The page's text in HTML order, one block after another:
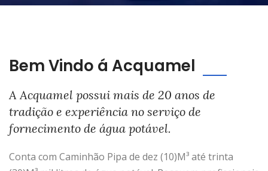
Bem Vindo á Acquamel
A Acquamel possui mais de 20 anos de
tradição e experiência no serviço de
fornecimento de água potável.
Conta com Caminhão Pipa de dez (10)M³ até trinta